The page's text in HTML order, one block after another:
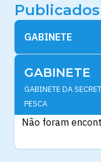
Publicados
GABINETE
GABINETE
GABINETE DA
PESCA
Não foram